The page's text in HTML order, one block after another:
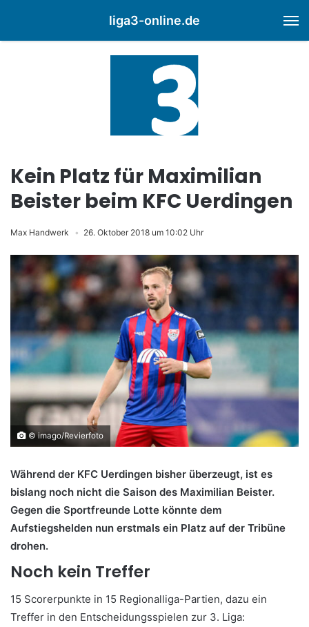
liga3-online.de
Kein Platz für Maximilian
Beister beim KFC Uerdingen
Max Handwerk 26. Oktober 2018 um 10:02 Uhr
© imago/Revierfoto
Während der KFC Uerdingen bisher überzeugt, ist es
bislang noch nicht die Saison des Maximilian Beister.
Gegen die Sportfreunde Lotte könnte dem
Aufstiegshelden nun erstmals ein Platz auf der Tribüne
drohen.
Noch kein Treffer
15 Scorerpunkte in 15 Regionalliga-Partien, dazu ein
Treffer in den Entscheidungsspielen zur 3. Liga: